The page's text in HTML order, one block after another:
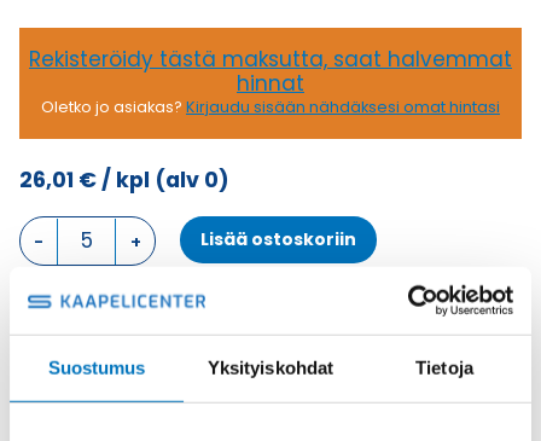
Suostumus Yksityiskohdat Tietoja
Rekisteröidy tästä maksutta, saat halvemmat
hinnat
Oletko jo asiakas? Kirjaudu sisään nähdäksesi omat hintasi
26,01 €/ kpl (alv 0)
PINTA
ASENNUSKOTELO,
SALPAA
määrä
Lisää ostoskoriin
muovi
TuotekoodiTAPH16.32